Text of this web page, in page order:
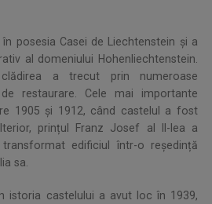
posesia Casei de Liechtenstein și a
al domeniului Hohenliechtenstein.
a trecut prin numeroase
restaurare. Cele mai importante
1905 și 1912, când castelul a fost
prințul Franz Josef al II-lea a
edificiul într-o reședință
sa.
istoria castelului a avut loc în 1939,